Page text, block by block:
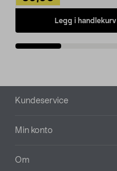
Legg i handlekurv
Bunntekst
Kundeservice
Min konto
Om